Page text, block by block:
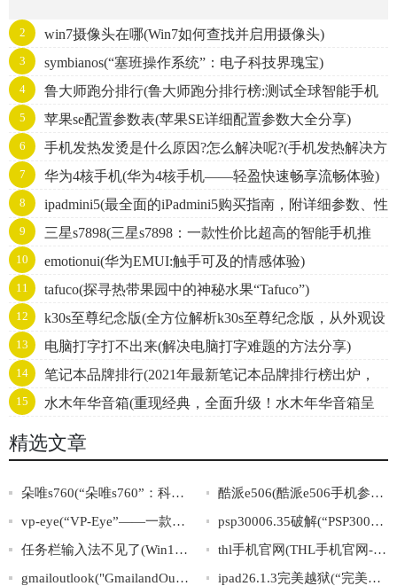
2 win7摄像头在哪(Win7如何查找并启用摄像头)
3 symbianos(“塞班操作系统”：电子科技界瑰宝)
4
鲁大师跑分排行(鲁大师跑分排行榜:测试全球智能手机
性能排名)
5 苹果se配置参数表(苹果SE详细配置参数大全分享)
6
手机发热发烫是什么原因?怎么解决呢?(手机发热解决方
法，省电省心安心！)
7 华为4核手机(华为4核手机——轻盈快速畅享流畅体验)
8
ipadmini5(最全面的iPadmini5购买指南，附详细参数、性
能对比、使用体验分享！)
9
三星s7898(三星s7898：一款性价比超高的智能手机推
荐)
10 emotionui(华为EMUI:触手可及的情感体验)
11 tafuco(探寻热带果园中的神秘水果“Tafuco”)
12
k30s至尊纪念版(全方位解析k30s至尊纪念版，从外观设
计到性能评测全面呈现)
13 电脑打字打不出来(解决电脑打字难题的方法分享)
14
笔记本品牌排行(2021年最新笔记本品牌排行榜出炉，
你的选择是否与榜单一致？)
15
水木年华音箱(重现经典，全面升级！水木年华音箱呈
现震撼视听新境界！)
精选文章
朵唯s760(“朵唯s760”：科技与时尚的完美融合)
酷派e506(酷派e506手机参数详解及性价比评测)
vp-eye(“VP-Eye”——一款专业级视频监控软件)
psp30006.35破解(“PSP30006.35破解”完全攻略)
任务栏输入法不见了(Win10任务栏输入法不见？四种方法轻松解决！)
thl手机官网(THL手机官网-全面了解THL手机产品信息)
gmailoutlook("GmailandOutlook:AComprehensiveComparison")
ipad26.1.3完美越狱(“完美越狱教程：iPad26.1.3轻松越狱”)